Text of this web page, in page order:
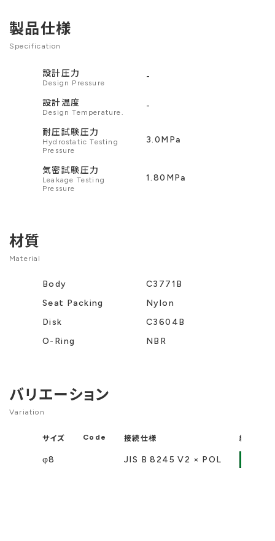
製品仕様
Specification
設計圧力
Design Pressure
-
設計温度
Design Temperature.
-
耐圧試験圧力
Hydrostatic Testing
Pressure
3.0MPa
気密試験圧力
Leakage Testing
Pressure
1.80MPa
材質
Material
Body
C3771B
Seat Packing
Nylon
Disk
C3604B
O-Ring
NBR
バリエーション
Variation
サイズ Code 接続仕様 納入図面
φ8 JIS B 8245 V2 × POL